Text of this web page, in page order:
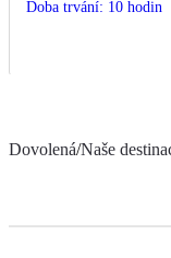
Doba trvání: 10 hodin
Dovolená/Naše